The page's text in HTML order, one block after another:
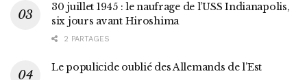
30 juillet 1945 : le naufrage de l’USS Indianapolis,
six jours avant Hiroshima
2 PARTAGES
Le populicide oublié des Allemands de l’Est